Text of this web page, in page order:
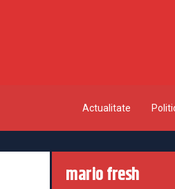
Actualitate
mario fresh